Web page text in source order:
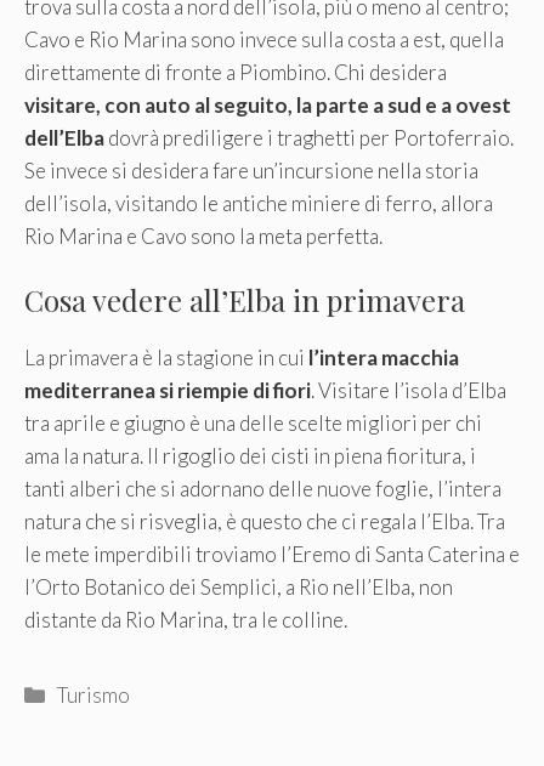
trova sulla costa a nord dell’isola, più o meno al centro;
Cavo e Rio Marina sono invece sulla costa a est, quella
direttamente di fronte a Piombino. Chi desidera
visitare, con auto al seguito, la parte a sud e a ovest
dell’Elbadovrà prediligere i traghetti per Portoferraio.
Se invece si desidera fare un’incursione nella storia
dell’isola, visitando le antiche miniere di ferro, allora
Rio Marina e Cavo sono la meta perfetta.
Cosa vedere all’Elba in primavera
La primavera è la stagione in cui l’intera macchia
mediterranea si riempie di fiori. Visitare l’isola d’Elba
tra aprile e giugno è una delle scelte migliori per chi
ama la natura. Il rigoglio dei cisti in piena fioritura, i
tanti alberi che si adornano delle nuove foglie, l’intera
natura che si risveglia, è questo che ci regala l’Elba. Tra
le mete imperdibili troviamo l’Eremo di Santa Caterina e
l’Orto Botanico dei Semplici, a Rio nell’Elba, non
distante da Rio Marina, tra le colline.
Categorie
Turismo